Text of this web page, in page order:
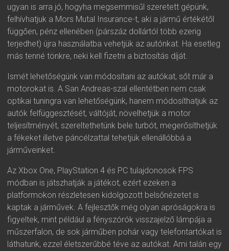
ugyan is arra jó, hogyha megsemmisűl szeretett gépünk,
felhívhatjuk a Mors Mutal Insurance-t, aki a jármű értékétől
függően, pénz ellenében (párszáz dollártól több ezerig
terjedhet) újra használatba vehetjük az autónkat. Ha esetleg
más tenné tönkre, neki kell fizetni a biztosítás díját.
Ismét lehetőségünk van módosítani az autókat, sőt már a
motorokat is. A San Andreas-szal ellentétben nem csak
optikai tuningra van lehetőségünk, hanem módosíthatjuk az
autók felfüggesztését, váltóját, növelhetjük a motor
teljesítményét, szereltethetünk bele turbót, megerősíthetjük
a fékeket illetve páncélzattal tehetjük ellenállóbbá a
járműveinket.
Az Xbox One, PlayStation 4 és PC tulajdonosok FPS
módban is játszhatják a játékot, ezért ezeken a
platformokon részletesen kidolgozott belsőnézetet is
kaptak a járművek. A fejlesztők még olyan apróságokra is
figyeltek, mint például a fényszórók visszajelző lámpája a
műszerfalon, de sok járműben pohár vagy telefontartókat is
láthatunk, ezzel életszerűbbé téve az autókat. Ami talán egy